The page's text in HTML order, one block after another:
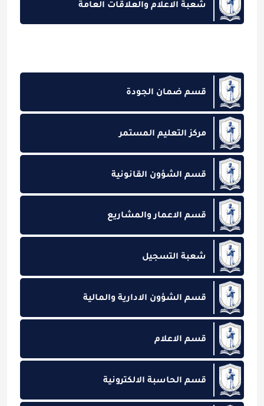
شعبة الاعلام والعلاقات العامة
قسم ضمان الجودة
مركز التعليم المستمر
قسم الشؤون القانونية
قسم الاعمار والمشاريع
شعبة التسجيل
قسم الشؤون الادارية والمالية
قسم الاعلام
قسم الحاسبة الالكترونية